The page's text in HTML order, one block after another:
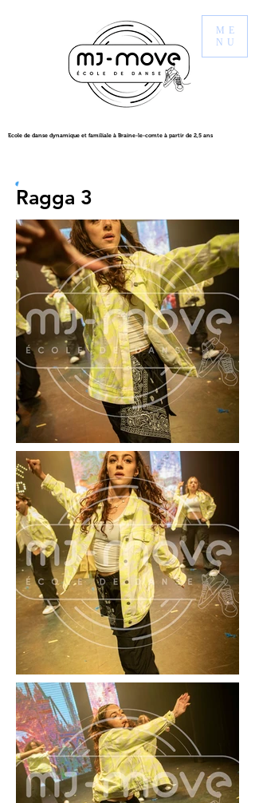
ME
NU
Ecole de danse dynamique et familiale à Braine-le-comte à partir de 2,5 ans
Ragga 3